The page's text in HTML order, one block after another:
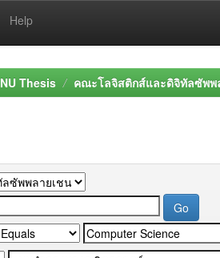
Help
NU Thesis คณะโลจิสติกส์และดิจิทัลซัพพ